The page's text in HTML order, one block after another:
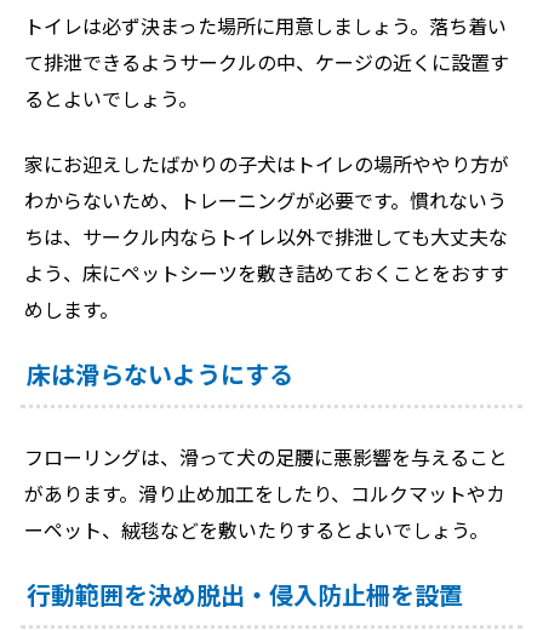
トイレは必ず決まった場所に用意しましょう。落ち着い
て排泄できるようサークルの中、ケージの近くに設置す
るとよいでしょう。
家にお迎えしたばかりの子犬はトイレの場所ややり方が
わからないため、トレーニングが必要です。慣れないう
ちは、サークル内ならトイレ以外で排泄しても大丈夫な
よう、床にペットシーツを敷き詰めておくことをおすす
めします。
床は滑らないようにする
フローリングは、滑って犬の足腰に悪影響を与えること
があります。滑り止め加工をしたり、コルクマットやカ
ーペット、絨毯などを敷いたりするとよいでしょう。
行動範囲を決め脱出・侵入防止柵を設置